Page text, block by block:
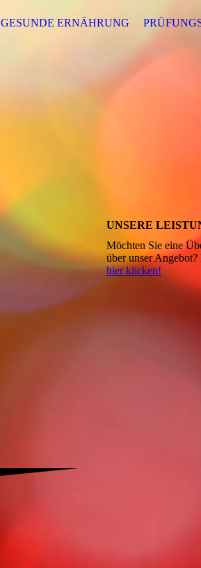
GESUNDE ERNÄHRUNG
UNSERE
Möchten Sie eine
über unser Angebot?
hier klicken!